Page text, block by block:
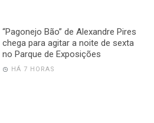
“Pagonejo Bão” de Alexandre Pires
chega para agitar a noite de sexta
no Parque de Exposições
HÁ 7 HORAS